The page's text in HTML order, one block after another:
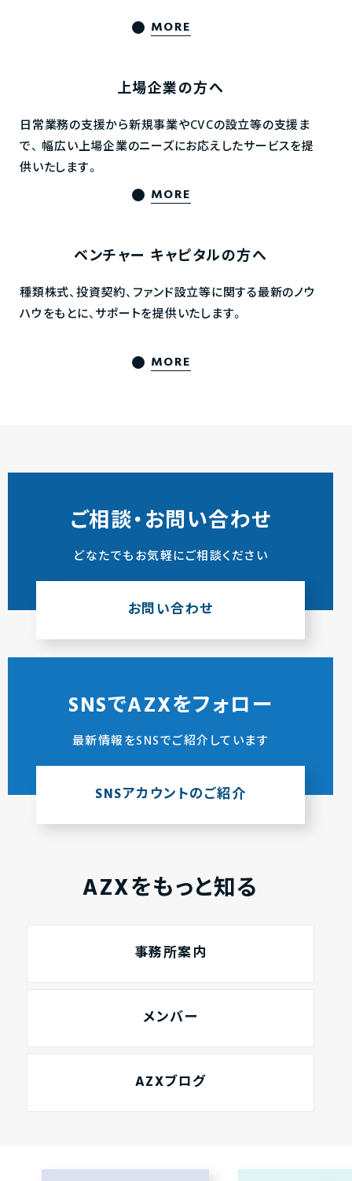
MORE
上場企業の方へ
日常業務の支援から新規事業やCVCの設立等の支援ま
で、 幅広い上場企業のニーズにお応えしたサービスを提
供いたします。
MORE
ベンチャー キャピタルの方へ
種類株式、投資契約、ファンド設立等に関する最新のノウ
ハウをもとに、サポートを提供いたします。
MORE
ご相談・お問い合わせ
どなたでもお気軽にご相談ください
お問い合わせ
SNSでAZXをフォロー
最新情報をSNSでご紹介しています
SNSアカウントのご紹介
AZXをもっと知る
事務所案内
メンバー
AZXブログ